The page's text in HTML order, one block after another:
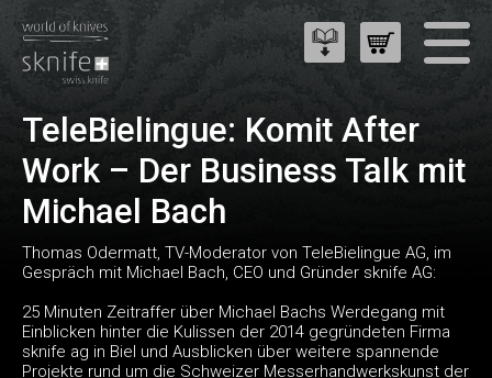
TeleBielingue: Komit After
Work – Der Business Talk mit
Michael Bach
Thomas Odermatt, TV-Moderator von TeleBielingue AG, im
Gespräch mit Michael Bach, CEO und Gründer sknife AG:
25 Minuten Zeitraffer über Michael Bachs Werdegang mit
Einblicken hinter die Kulissen der 2014 gegründeten Firma
sknife ag in Biel und Ausblicken über weitere spannende
Projekte rund um die Schweizer Messerhandwerkskunst der